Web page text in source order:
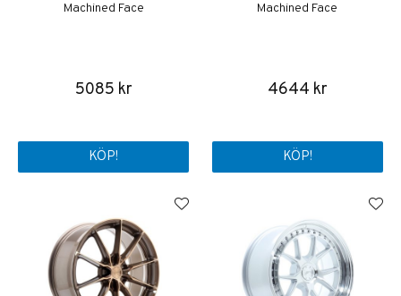
Machined Face
5085 kr
KÖP!
Machined Face
4644 kr
KÖP!